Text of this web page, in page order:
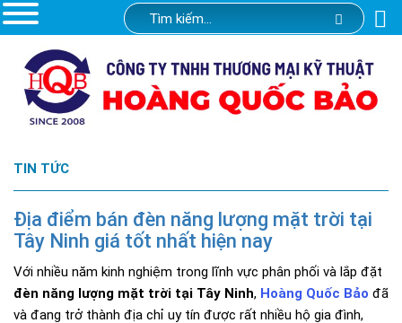
TIN TỨC
Địa điểm bán đèn năng lượng mặt trời tại
Tây Ninh giá tốt nhất hiện nay
Với nhiều năm kinh nghiệm trong lĩnh vực phân phối và lắp đặt
đèn năng lượng mặt trời tại Tây Ninh, Hoàng Quốc Bảo đã
và đang trở thành địa chỉ uy tín được rất nhiều hộ gia đình,